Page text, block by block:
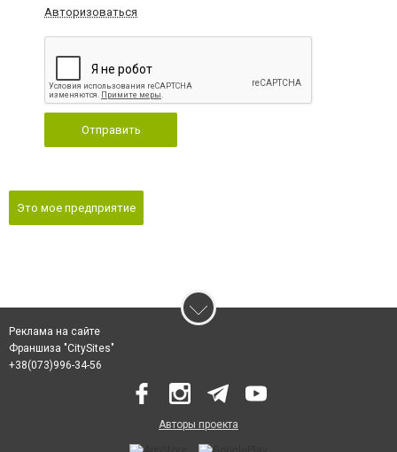
Авторизоваться
Отправить
Это мое предприятие
Реклама на сайте
Франшиза "CitySites"
‎+38(073)996-34-56
Авторы проекта